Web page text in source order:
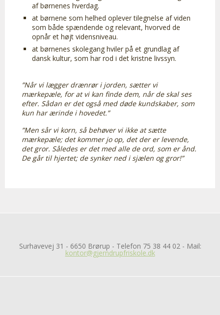
af børnenes hverdag.
at børnene som helhed oplever tilegnelse af viden
som både spændende og relevant, hvorved de
opnår et højt vidensniveau.
at børnenes skolegang hviler på et grundlag af
dansk kultur, som har rod i det kristne livssyn.
”Når vi lægger drænrør i jorden, sætter vi
mærkepæle, for at vi kan finde dem, når de skal ses
efter. Sådan er det også med døde kundskaber, som
kun har ærinde i hovedet.”
”Men sår vi korn, så behøver vi ikke at sætte
mærkepæle; det kommer jo op, det der er levende,
det gror. Således er det med alle de ord, som er ånd.
De går til hjertet; de synker ned i sjælen og gror!”
Surhavevej 31 - 6650 Brørup - Telefon 75 38 44 02 - Mail:
kontor@gjerndrupfriskole.dk